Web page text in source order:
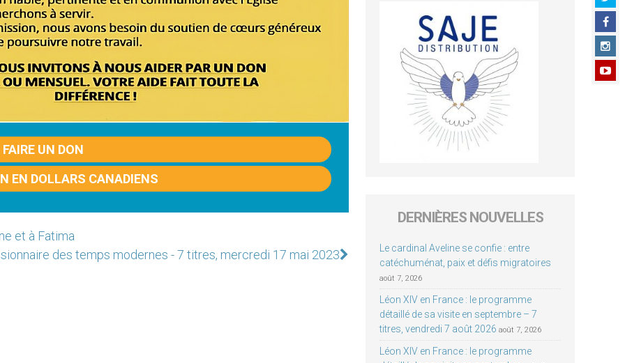
FAIRE UN DON
EN DOLLARS CANADIENS
et à Fatima
des temps modernes - 7 titres, mercredi 17 mai 2023
DERNIÈRES NOUVELLES
Le cardinal Aveline se confie : entre
catéchuménat, paix et défis migratoires
août 7, 2026
Léon XIV en France : le programme
détaillé de sa visite en septembre – 7
titres, vendredi 7 août 2026 août 7, 2026
Léon XIV en France : le programme